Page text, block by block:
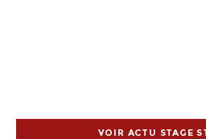
VOIR ACTU STAGE